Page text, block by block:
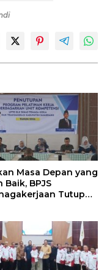
Masa Depan yang
Baik, BPJS
Tutup